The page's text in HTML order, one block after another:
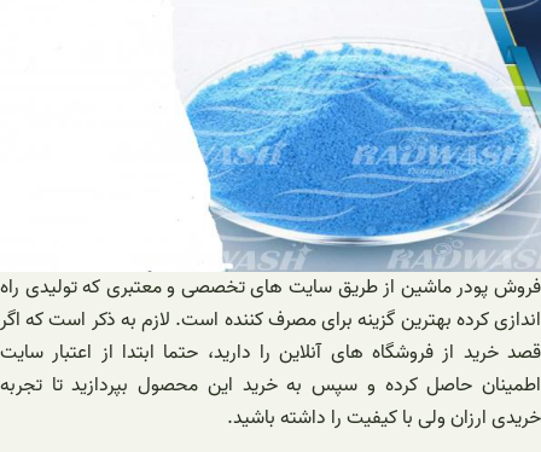
فروش پودر ماشین از طریق سایت های تخصصی و معتبری که تولیدی راه
اندازی کرده بهترین گزینه برای مصرف کننده است. لازم به ذکر است که اگر
قصد خرید از فروشگاه های آنلاین را دارید، حتما ابتدا از اعتبار سایت
اطمینان حاصل کرده و سپس به خرید این محصول بپردازید تا تجربه
خریدی ارزان ولی با کیفیت را داشته باشید.